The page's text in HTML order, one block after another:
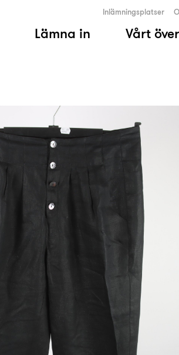
Lämna in Vårt
Inlämningsplatser